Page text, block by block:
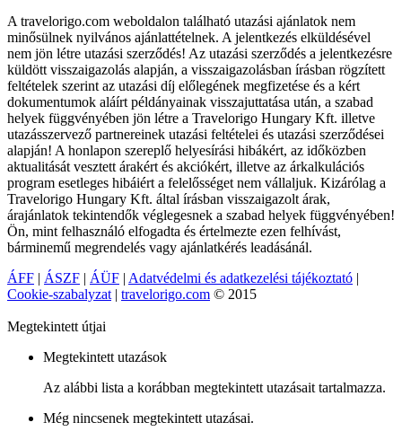
A travelorigo.com weboldalon található utazási ajánlatok nem
minősülnek nyilvános ajánlattételnek. A jelentkezés elküldésével
nem jön létre utazási szerződés! Az utazási szerződés a jelentkezésre
küldött visszaigazolás alapján, a visszaigazolásban írásban rögzített
feltételek szerint az utazási díj előlegének megfizetése és a kért
dokumentumok aláírt példányainak visszajuttatása után, a szabad
helyek függvényében jön létre a Travelorigo Hungary Kft. illetve
utazásszervező partnereinek utazási feltételei és utazási szerződései
alapján! A honlapon szereplő helyesírási hibákért, az időközben
aktualitását vesztett árakért és akciókért, illetve az árkalkulációs
program esetleges hibáiért a felelősséget nem vállaljuk. Kizárólag a
Travelorigo Hungary Kft. által írásban visszaigazolt árak,
árajánlatok tekintendők véglegesnek a szabad helyek függvényében!
Ön, mint felhasználó elfogadta és értelmezte ezen felhívást,
bárminemű megrendelés vagy ajánlatkérés leadásánál.
ÁFF | ÁSZF | ÁÜF | Adatvédelmi és adatkezelési tájékoztató |
Cookie-szabalyzat | travelorigo.com © 2015
Megtekintett útjai
Megtekintett utazások
Az alábbi lista a korábban megtekintett utazásait tartalmazza.
Még nincsenek megtekintett utazásai.